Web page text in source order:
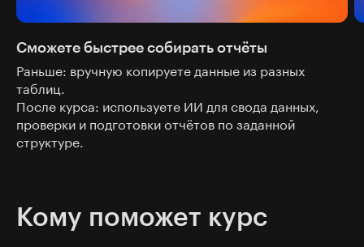
Сможете быстрее собирать отчёты
Раньше: вручную копируете данные из разных
таблиц.
После курса: используете ИИ для свода данных,
проверки и подготовки отчётов по заданной
структуре.
Кому поможет курс